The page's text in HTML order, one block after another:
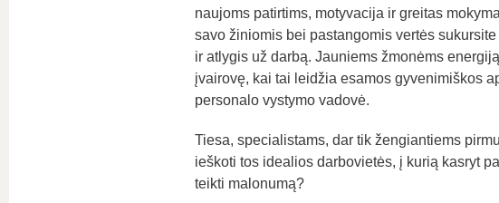
naujoms patirtims, motyvacija ir greitas
savo žiniomis bei pastangomis vertės
ir atlygis už darbą. Jauniems žmonėms
įvairovę, kai tai leidžia esamos gyvenimiškos
personalo vystymo vadovė.
Tiesa, specialistams, dar tik žengiantiems
ieškoti tos idealios darbovietės, į kurią kasryt
teikti malonumą?